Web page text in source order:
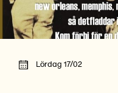
Lördag 17/02